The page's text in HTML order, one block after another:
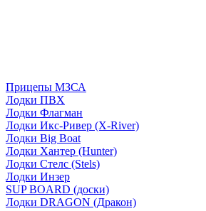
Прицепы МЗСА
Лодки ПВХ
Лодки Флагман
Лодки Икс-Ривер (X-River)
Лодки Big Boat
Лодки Хантер (Hunter)
Лодки Стелс (Stels)
Лодки Инзер
SUP BOARD (доски)
Лодки DRAGON (Дракон)